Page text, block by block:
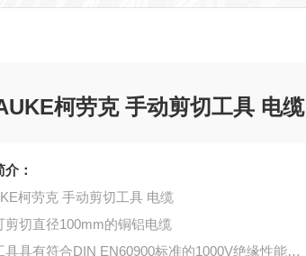
柯劳克 手动剪切工具 电缆
：
柯劳克 手动剪切工具 电缆
剪切直径100mm的铜铝电缆
具具有符合DIN EN60900标准的1000V绝缘性能